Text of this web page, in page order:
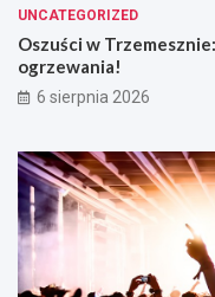
UNCATEGORIZED
Oszuści w
ogrzewania!
6 sierpnia 2026